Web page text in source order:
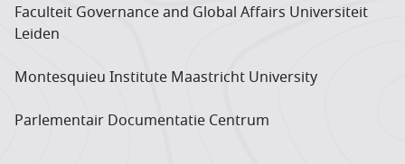
Faculteit Governance and Global Affairs Universiteit
Leiden
Montesquieu Institute Maastricht University
Parlementair Documentatie Centrum